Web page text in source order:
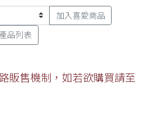
加入喜愛商品
品列表
販售機制，如若欲購買請至